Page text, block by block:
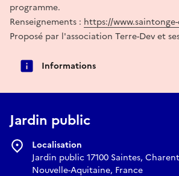
programme.
Renseignements : https://
Proposé par l'association Terre-Dev et
Informations
Jardin public
Localisation
Jardin public 17100 Saintes,
Nouvelle-Aquitaine, France